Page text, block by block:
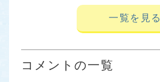
一覧を見る
コメントの一覧